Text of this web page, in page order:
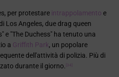
per protestare intrappolamento e
Los Angeles, due drag queen
e "The Duchess" ha tenuto una
a Griffith Park, un popolare
dell'attività di polizia. Più di
durante il giorno. [34]